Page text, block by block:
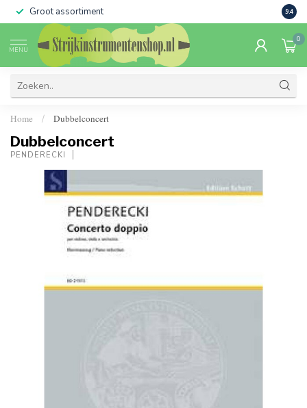
Groot assortiment 9.4
MENU
0
Home / Dubbelconcert
Dubbelconcert
PENDERECKI